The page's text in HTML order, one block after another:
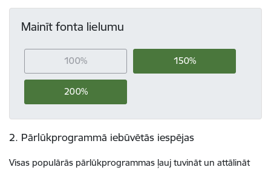
Mainīt fonta lielumu
100% 150%
200%
2. Pārlūkprogrammā iebūvētās iespējas
Visas populārās pārlūkprogrammas ļauj tuvināt un attālināt